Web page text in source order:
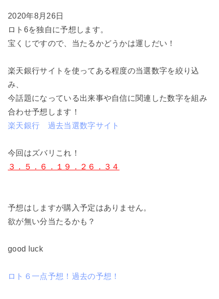
2020年8月26日
ロト6を独自に予想します。
宝くじですので、当たるかどうかは運しだい！
楽天銀行サイトを使ってある程度の当選数字を絞り込
み、
今話題になっている出来事や自信に関連した数字を組み
合わせ予想します！
楽天銀行 過去当選数字サイト
今回はズバリこれ！
３．５．６．１９．２６．３４
予想はしますが購入予定はありません。
欲が無い分当たるかも？
good luck
ロト６一点予想！過去の予想！